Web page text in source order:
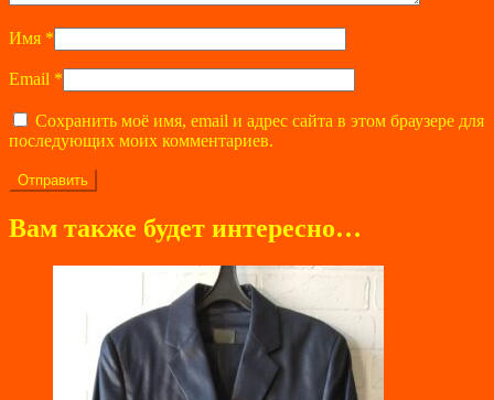
Имя *
Email *
Сохранить моё имя, email и адрес сайта в этом браузере для
последующих моих комментариев.
Вам также будет интересно…